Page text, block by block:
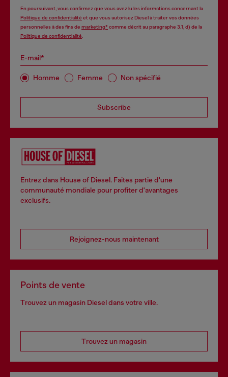
En poursuivant, vous confirmez que vous avez lu les informations concernant la
Politique de confidentialité et que vous autorisez Diesel à traiter vos données
personnelles à des fins de marketing*comme décrit au paragraphe 3.1, d) de la
Politique de confidentialité
E-mail*
Homme Femme Non spécifié
Subscribe
Entrez dans House of Diesel. Faites partie d'une
communauté mondiale pour profiter d'avantages
exclusifs.
Rejoignez-nous maintenant
Points de vente
Trouvez un magasin Diesel dans votre ville.
Trouvez un magasin